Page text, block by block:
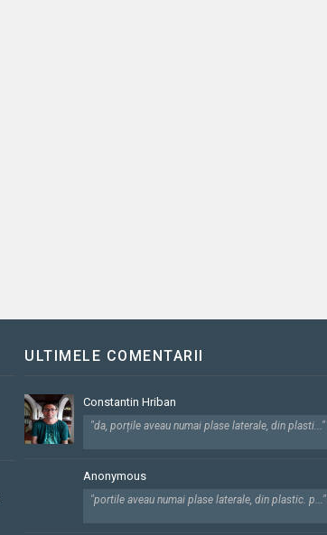
ULTIMELE COMENTARII
Constantin Hriban
"da, porțile aveau numai plase laterale, din plasti..."
Anonymous
"portile aveau numai plase laterale, din plastic. p..."